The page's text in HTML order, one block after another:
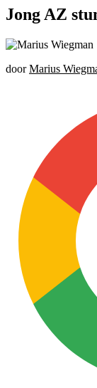
Jong AZ
door Marius